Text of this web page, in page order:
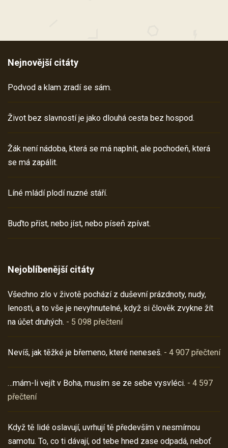
Nejnovější citáty
Podvod a klam zradí se sám.
Život bez slavností je jako dlouhá cesta bez hospod.
Žák není nádoba, která se má naplnit, ale pochodeň, která
se má zapálit.
Líné mládí plodí nuzné stáří.
Buďto příst, nebo jíst, nebo píseň zpívat.
Nejoblíbenější citáty
Všechno zlo v životě pochází z duševní prázdnoty, nudy,
lenosti, a to vše je nevyhnutelné, když si člověk zvykne žít
na účet druhých. - 5 098 přečtení
Nevíš, jak těžké je břemeno, které neneseš. - 4 907 přečtení
…mám-li vejít v Boha, musím se ze sebe vysvléci. - 4 597
přečtení
Když tě lidé oslavují, uvrhují tě především v nesmírnou
samotu. To, co ti dávají, od tebe hned zase odpadá, neboť